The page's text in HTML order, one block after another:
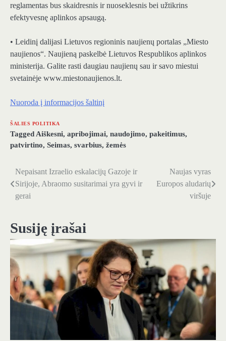
reglamentas bus skaidresnis ir nuoseklesnis bei užtikrins
efektyvesnę aplinkos apsaugą.
• Leidinį dalijasi Lietuvos regioninis naujienų portalas „Miesto
naujienos“. Naujieną paskelbė Lietuvos Respublikos aplinkos
ministerija. Galite rasti daugiau naujienų sau ir savo miestui
svetainėje www.miestonaujienos.lt.
Nuoroda į informacijos šaltinį
ŠALIES POLITIKA
Tagged Aiškesni, apribojimai, naudojimo, pakeitimus,
patvirtino, Seimas, svarbius, žemės
Navigacija
tarp
Nepaisant Izraelio eskalacijų Gazoje ir
Sirijoje, Abraomo susitarimai yra gyvi ir
gerai
Naujas vyras
Europos aludarių
viršuje
Susiję įrašai